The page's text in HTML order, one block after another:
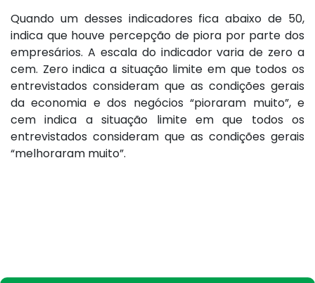
Quando um desses indicadores fica abaixo de 50,
indica que houve percepção de piora por parte dos
empresários. A escala do indicador varia de zero a
cem. Zero indica a situação limite em que todos os
entrevistados consideram que as condições gerais
da economia e dos negócios “pioraram muito”, e
cem indica a situação limite em que todos os
entrevistados consideram que as condições gerais
“melhoraram muito”.